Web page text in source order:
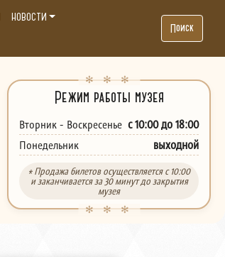
НОВОСТИ
Поиск
Режим работы музея
Вторник - Воскресенье с 10:00 до 18:00
Понедельник выходной
* Продажа билетов осуществляется с 10:00
и заканчивается за 30 минут до закрытия
музея